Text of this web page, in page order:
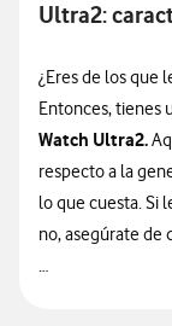
Ultra2:
¿Eres de los que
Entonces, tienes
Watch Ultra2.
respecto a la
lo que cuesta. Si
no, asegúrate de